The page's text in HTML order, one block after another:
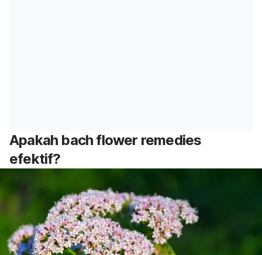
Apakah bach flower remedies
efektif?